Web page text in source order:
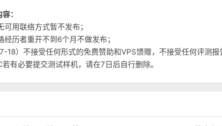
：
用联络方式暂不发布；
经历者重开不到6个月不做发布；
18）不接受任何形式的免费赞助和VPS馈赠，不接受任何评测
有必要提交测试样机，请在7日后自行删除。